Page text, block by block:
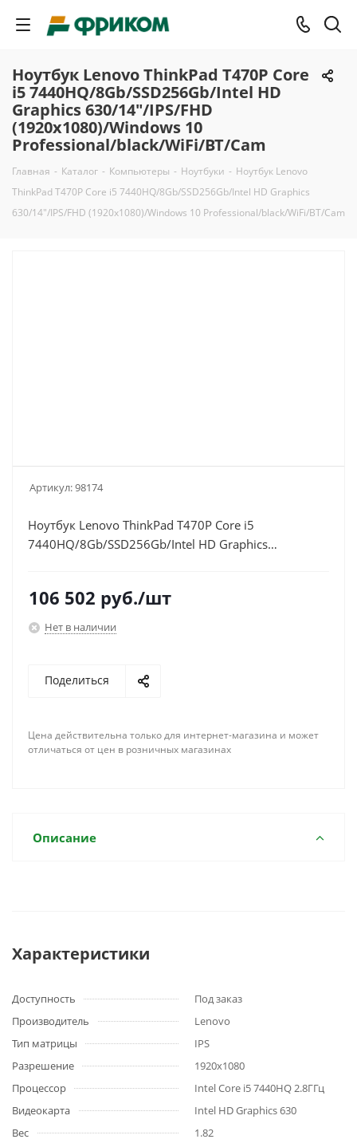
Ноутбук Lenovo ThinkPad T470P Core
i5 7440HQ/8Gb/SSD256Gb/Intel HD
Graphics 630/14"/IPS/FHD
(1920x1080)/Windows 10
Professional/black/WiFi/BT/Cam
Главная - Каталог - Компьютеры - Ноутбуки - Ноутбук Lenovo
ThinkPad T470P Core i5 7440HQ/8Gb/SSD256Gb/Intel HD Graphics
630/14"/IPS/FHD (1920x1080)/Windows 10 Professional/black/WiFi/BT/Cam
Артикул:98174
Ноутбук Lenovo ThinkPad T470P Core i5
7440HQ/8Gb/SSD256Gb/Intel HD Graphics
106 502 руб./шт
Нет в наличии
Поделиться
Цена действительна только для интернет-магазина и может
отличаться от цен в розничных магазинах
Описание
Характеристики
Доступность
Под заказ
Производитель
Lenovo
Тип матрицы
IPS
Разрешение
1920x1080
Процессор
Intel Core i5 7440HQ 2.8ГГц
Видеокарта
Intel HD Graphics 630
Вес
1.82